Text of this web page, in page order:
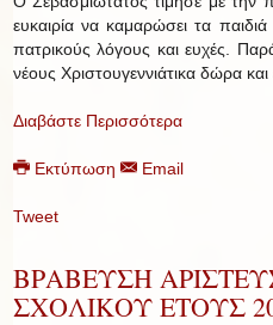
ευκαιρία να καμαρώσει τα
πατρικούς λόγους και ευχές.
νέους Χριστουγεννιάτικα δώρα και
Διαβάστε Περισσότερα
Εκτύπωση Email
Tweet
ΒΡΑΒΕΥΣΗ
ΣΧΟΛΙΚΟΥ ΕΤΟΥΣ